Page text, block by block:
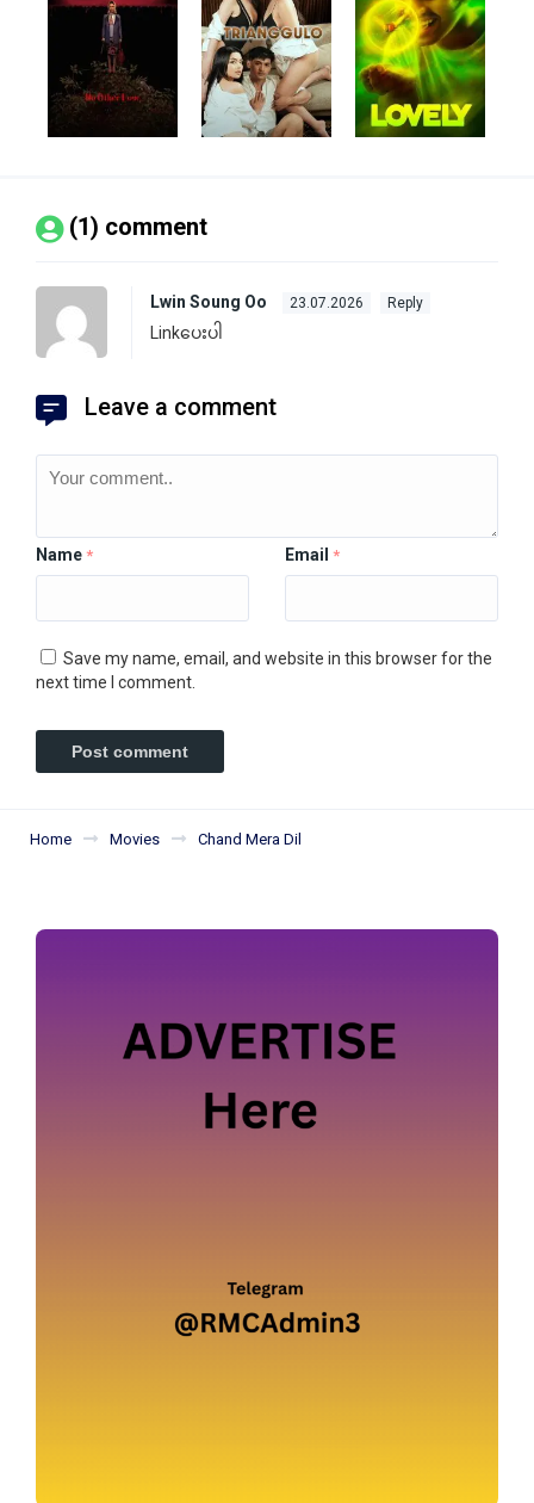
(1) comment
Lwin Soung Oo 23.07.2026 Reply
Linkပေးပါ
Leave a comment
Name * Email *
Save my name, email, and website in this browser for the
next time I comment.
Home Movies Chand Mera Dil